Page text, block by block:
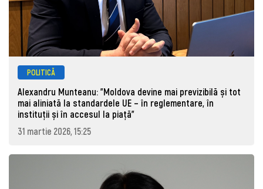
POLITICĂ
Alexandru Munteanu: "Moldova devine mai previzibilă și tot
mai aliniată la standardele UE – în reglementare, în
instituții și în accesul la piață"
31 martie 2026, 15:25